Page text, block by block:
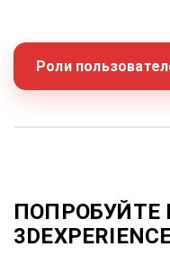
Роли